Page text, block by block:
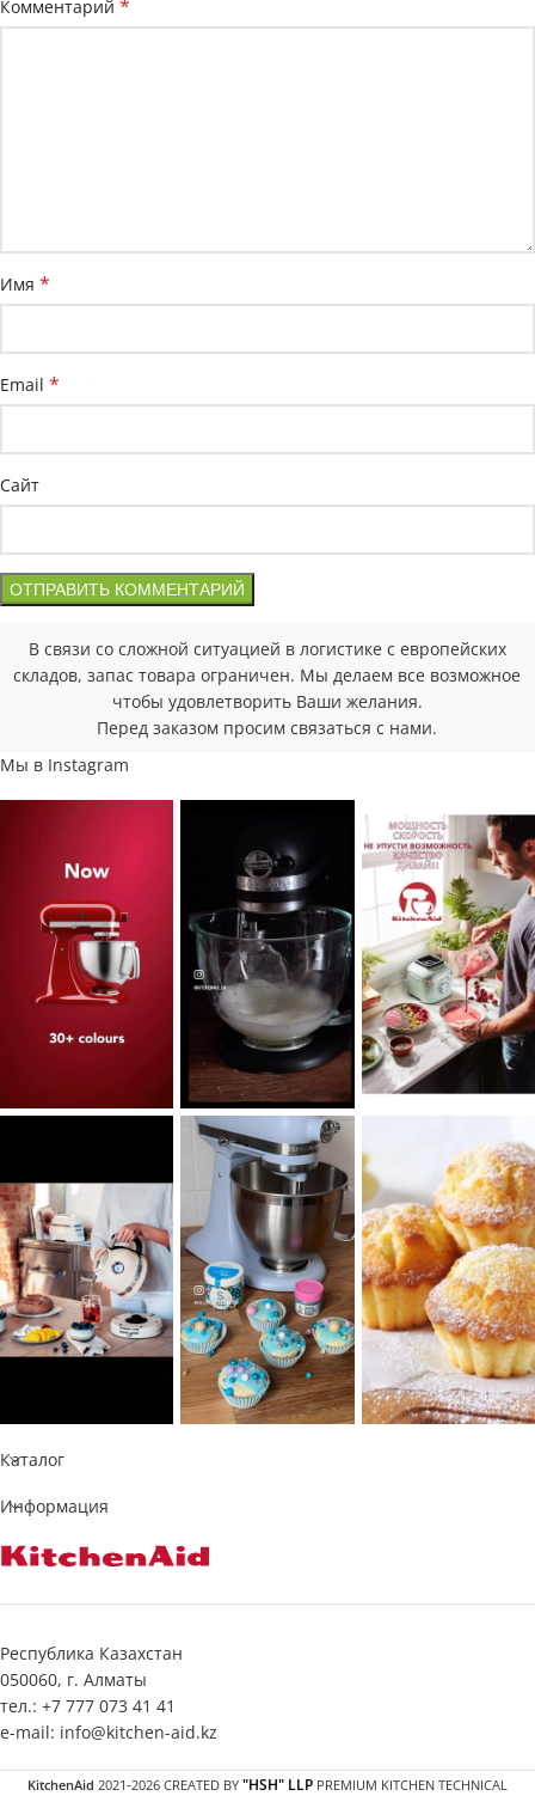
Комментарий *
Имя *
Email *
Сайт
В связи со сложной ситуацией в логистике с европейских
складов, запас товара ограничен. Мы делаем все возможное
чтобы удовлетворить Ваши желания.
Перед заказом просим связаться с нами.
Мы в Instagram
Каталог
Информация
Республика Казахстан
050060, г. Алматы
тел.: +7 777 073 41 41
e-mail: info@kitchen-aid.kz
KitchenAid 2021-2026 CREATED BY "HSH" LLP PREMIUM KITCHEN TECHNICAL